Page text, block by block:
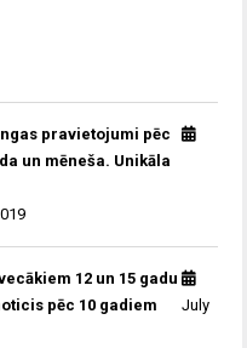
pravietojumi pēc
un mēneša. Unikāla
12 un 15 gadu
pēc 10 gadiem
July